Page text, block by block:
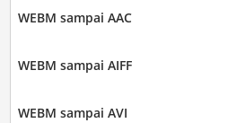
WEBM sampai AAC
WEBM sampai AIFF
WEBM sampai AVI